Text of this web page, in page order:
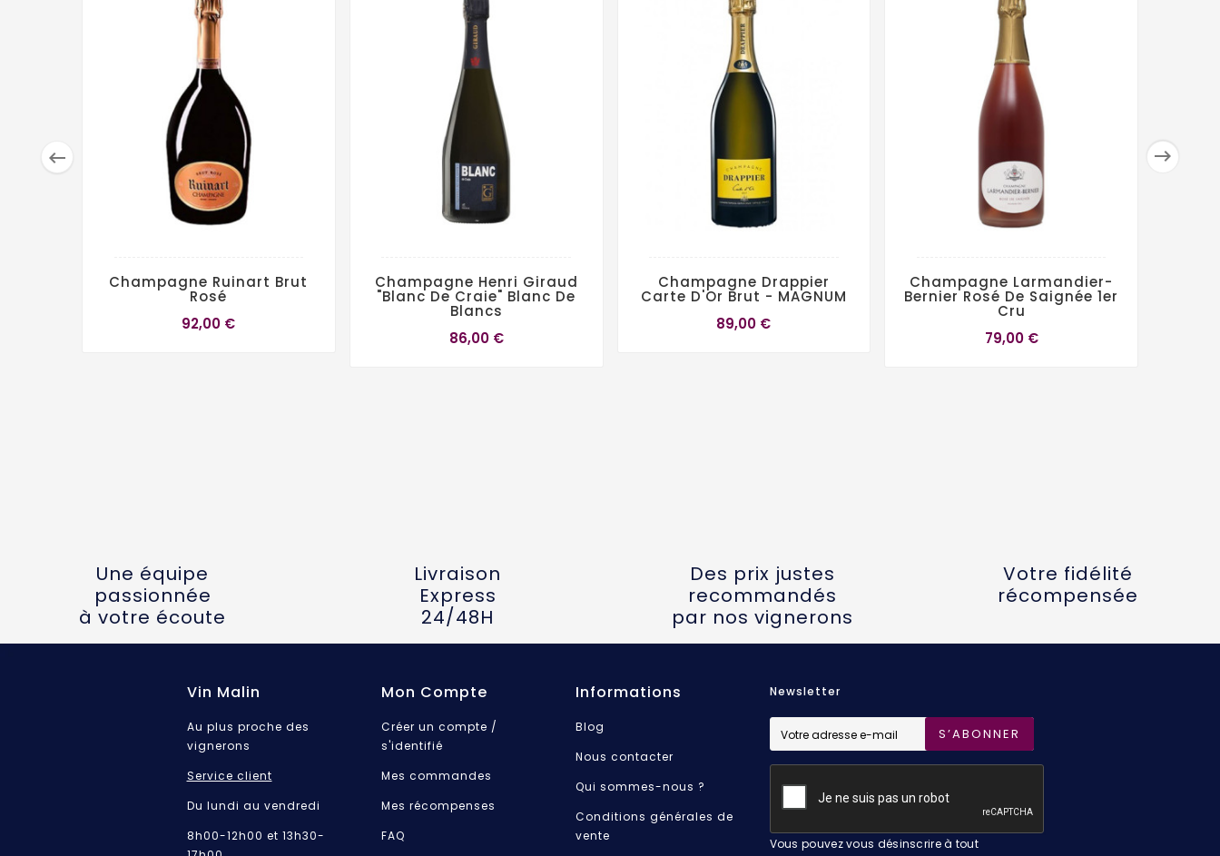
 
Champagne Ruinart Brut
Rosé
92,00 €
Champagne Henri Giraud
"Blanc De Craie" Blanc De
Blancs
86,00 €
Champagne Drappier
Carte D'Or Brut - MAGNUM
89,00 €
Champagne Larmandier-
Bernier Rosé De Saignée 1er
Cru
79,00 €
Une équipe
passionnée
à votre écoute
Livraison
Express
24/48H
Des prix justes
recommandés
par nos vignerons
Votre fidélité
récompensée
Vin Malin
Au plus proche des
vignerons
Service client
Du lundi au vendredi
8h00-12h00 et 13h30-
Mon Compte
Créer un compte /
s'identifié
Mes commandes
Mes récompenses
FAQ
Informations
Blog
Nous contacter
Qui sommes-nous ?
Conditions générales de
vente
Newsletter
S’ABONNER
Vous pouvez vous désinscrire à tout